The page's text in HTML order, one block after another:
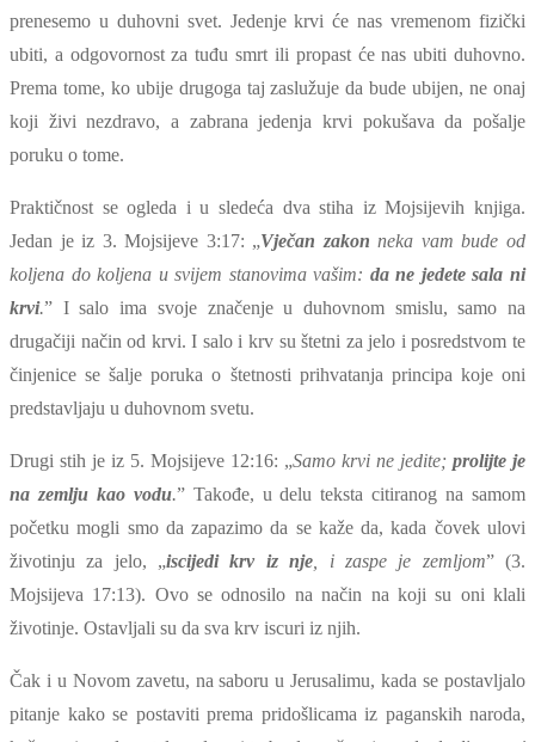
prenesemo u duhovni svet. Jedenje krvi će nas vremenom fizički
ubiti, a odgovornost za tuđu smrt ili propast će nas ubiti duhovno.
Prema tome, ko ubije drugoga taj zaslužuje da bude ubijen, ne onaj
koji živi nezdravo, a zabrana jedenja krvi pokušava da pošalje
poruku o tome.
Praktičnost se ogleda i u sledeća dva stiha iz Mojsijevih knjiga.
Jedan je iz 3. Mojsijeve 3:17: „Vječan zakon neka vam bude od
koljena do koljena u svijem stanovima vašim: da ne jedete sala ni
krvi.” I salo ima svoje značenje u duhovnom smislu, samo na
drugačiji način od krvi. I salo i krv su štetni za jelo i posredstvom te
činjenice se šalje poruka o štetnosti prihvatanja principa koje oni
predstavljaju u duhovnom svetu.
Drugi stih je iz 5. Mojsijeve 12:16: „Samo krvi ne jedite; prolijte je
na zemlju kao vodu.” Takođe, u delu teksta citiranog na samom
početku mogli smo da zapazimo da se kaže da, kada čovek ulovi
životinju za jelo, „iscijedi krv iz nje , i zaspe je zemljom” (3.
Mojsijeva 17:13). Ovo se odnosilo na način na koji su oni klali
životinje. Ostavljali su da sva krv iscuri iz njih.
Čak i u Novom zavetu, na saboru u Jerusalimu, kada se postavljalo
pitanje kako se postaviti prema pridošlicama iz paganskih naroda,